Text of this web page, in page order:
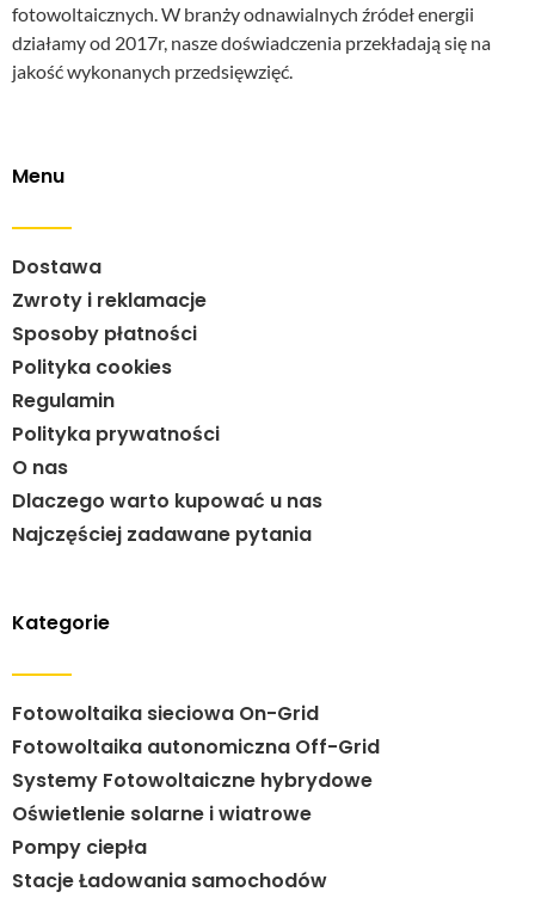
fotowoltaicznych. W branży odnawialnych źródeł energii
działamy od 2017r, nasze doświadczenia przekładają się na
jakość wykonanych przedsięwzięć.
Menu
Dostawa
Zwroty i reklamacje
Sposoby płatności
Polityka cookies
Regulamin
Polityka prywatności
O nas
Dlaczego warto kupować u nas
Najczęściej zadawane pytania
Kategorie
Fotowoltaika sieciowa On-Grid
Fotowoltaika autonomiczna Off-Grid
Systemy Fotowoltaiczne hybrydowe
Oświetlenie solarne i wiatrowe
Pompy ciepła
Stacje Ładowania samochodów